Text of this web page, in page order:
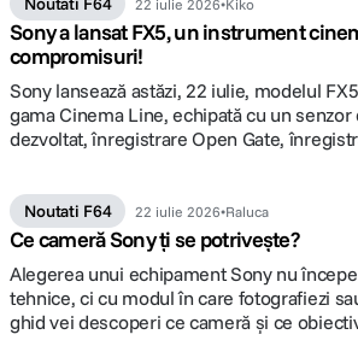
22 iulie 2026 Kiko
Sony a lansat FX5, un instrument
compromisuri!
Sony lansează astăzi, 22 iulie, modelul
gama Cinema Line, echipată cu un
dezvoltat, înregistrare Open Gate,
Noutati F64 22 iulie 2026 Raluca
Ce cameră Sony ți se potrivește?
Alegerea unui echipament Sony nu
tehnice, ci cu modul în care fotografiezi
ghid vei descoperi ce cameră și ce